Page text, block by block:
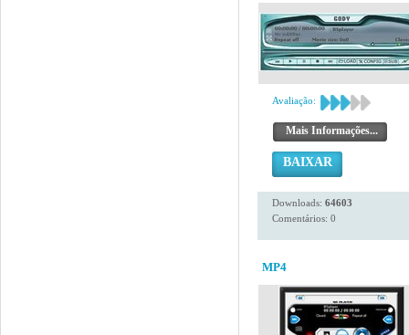
Avaliação:
Mais Informações...
BAIXAR
Downloads: 64603
Comentários: 0
MP4